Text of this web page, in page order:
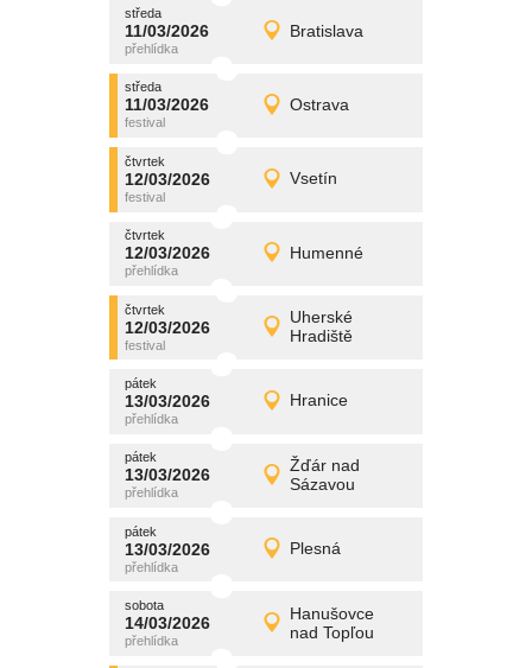
středa
11/03/2026 Bratislava
středa
11/03/2026 Detail
promítání
středa
11/03/2026 Ostrava
středa
11/03/2026 Detail
promítání
čtvrtek
12/03/2026 Vsetín
čtvrtek
12/03/2026 Detail
promítání
čtvrtek
12/03/2026 Humenné
čtvrtek
12/03/2026 Detail
promítání
čtvrtek
12/03/2026
Uherské
Hradiště
čtvrtek
12/03/2026 Detail
promítání
pátek
13/03/2026 Hranice
pátek
13/03/2026 Detail
promítání
pátek
13/03/2026
Žďár nad
Sázavou
pátek
13/03/2026 Detail
promítání
pátek
13/03/2026 Plesná
pátek
13/03/2026 Detail
promítání
sobota
14/03/2026
Hanušovce
nad Topľou
sobota
14/03/2026 Detail
promítání